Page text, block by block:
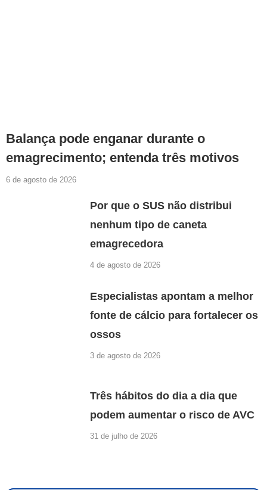
Balança pode enganar durante o
emagrecimento; entenda três motivos
6 de agosto de 2026
Por que o SUS não distribui
nenhum tipo de caneta
emagrecedora
4 de agosto de 2026
Especialistas apontam a melhor
fonte de cálcio para fortalecer os
ossos
3 de agosto de 2026
Três hábitos do dia a dia que
podem aumentar o risco de AVC
31 de julho de 2026